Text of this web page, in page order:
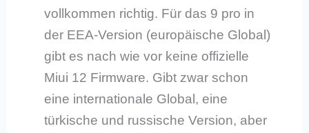
vollkommen richtig. Für das 9 pro in
der EEA-Version (europäische Global)
gibt es nach wie vor keine offizielle
Miui 12 Firmware. Gibt zwar schon
eine internationale Global, eine
türkische und russische Version, aber